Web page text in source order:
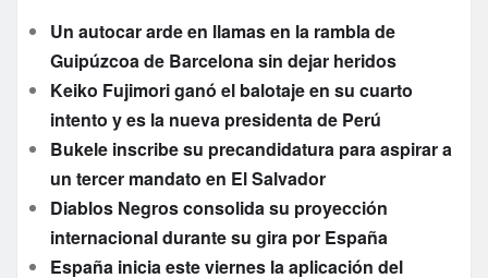
Un autocar arde en llamas en la rambla de
Guipúzcoa de Barcelona sin dejar heridos
Keiko Fujimori ganó el balotaje en su cuarto
intento y es la nueva presidenta de Perú
Bukele inscribe su precandidatura para aspirar a
un tercer mandato en El Salvador
Diablos Negros consolida su proyección
internacional durante su gira por España
España inicia este viernes la aplicación del